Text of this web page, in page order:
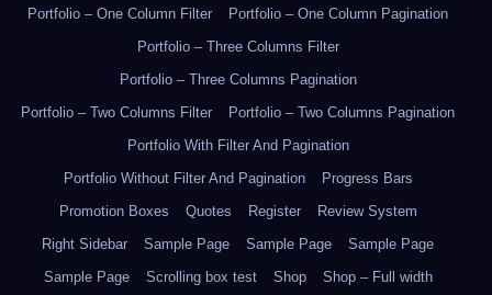
Portfolio – One Column Filter
Portfolio – One Column Pagination
Portfolio – Three Columns Filter
Portfolio – Three Columns Pagination
Portfolio – Two Columns Filter
Portfolio – Two Columns Pagination
Portfolio With Filter And Pagination
Portfolio Without Filter And Pagination
Progress Bars
Promotion Boxes
Quotes Register
Review System
Right Sidebar
Sample Page Sample Page
Sample Page
Sample Page
Scrolling box test Shop Shop – Full width